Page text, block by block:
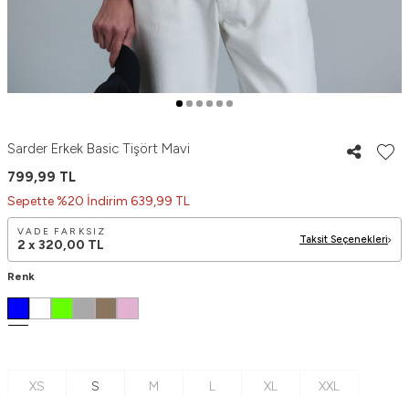
Sarder Erkek Basic Tişört Mavi
799,99 TL
Sepette %20 İndirim 639,99 TL
VADE FARKSIZ
2 x 320,00 TL Taksit Seçenekleri
Renk
XS S M L XL XXL